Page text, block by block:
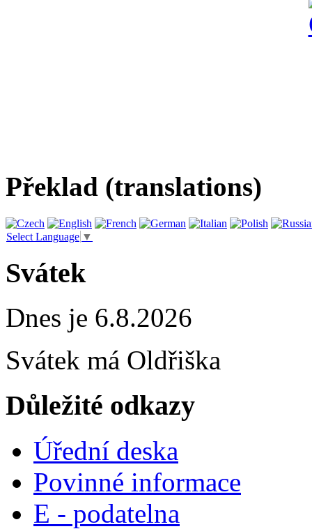
Překlad (translations)
Select Language ▼
Svátek
Dnes je 6.8.2026
Svátek má Oldřiška
Důležité odkazy
Úřední deska
Povinné informace
E - podatelna